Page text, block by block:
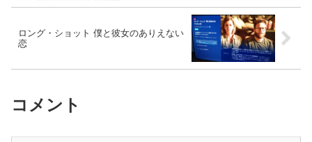
ロング・ショット 僕と彼女のありえない
恋
コメント